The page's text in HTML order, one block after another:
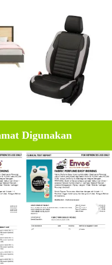
Digunakan